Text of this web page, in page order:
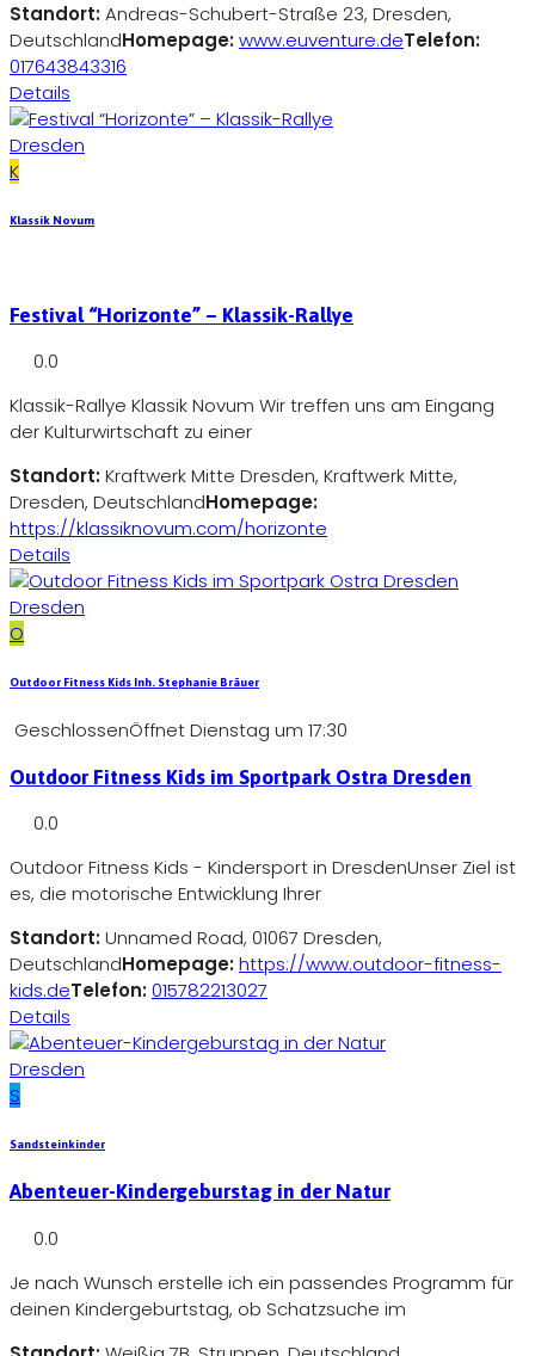
Standort:Andreas-Schubert-Straße 23, Dresden,
DeutschlandHomepage:www.euventure.deTelefon:
017643843316
Details
Dresden
K
Klassik Novum
Festival “Horizonte” – Klassik-Rallye
0.0
Klassik-Rallye Klassik Novum Wir treffen uns am Eingang
der Kulturwirtschaft zu einer
Standort:Kraftwerk Mitte Dresden, Kraftwerk Mitte,
Dresden, DeutschlandHomepage:
https://klassiknovum.com/horizonte
Details
Dresden
O
Outdoor Fitness Kids Inh. Stephanie Bräuer
GeschlossenÖffnet Dienstag um 17:30
Outdoor Fitness Kids im Sportpark Ostra Dresden
0.0
Outdoor Fitness Kids - Kindersport in DresdenUnser Ziel ist
es, die motorische Entwicklung Ihrer
Standort:Unnamed Road, 01067 Dresden,
DeutschlandHomepage:https://www.outdoor-fitness-
kids.deTelefon:015782213027
Details
Dresden
S
Sandsteinkinder
Abenteuer-Kindergeburstag in der Natur
0.0
Je nach Wunsch erstelle ich ein passendes Programm für
deinen Kindergeburtstag, ob Schatzsuche im